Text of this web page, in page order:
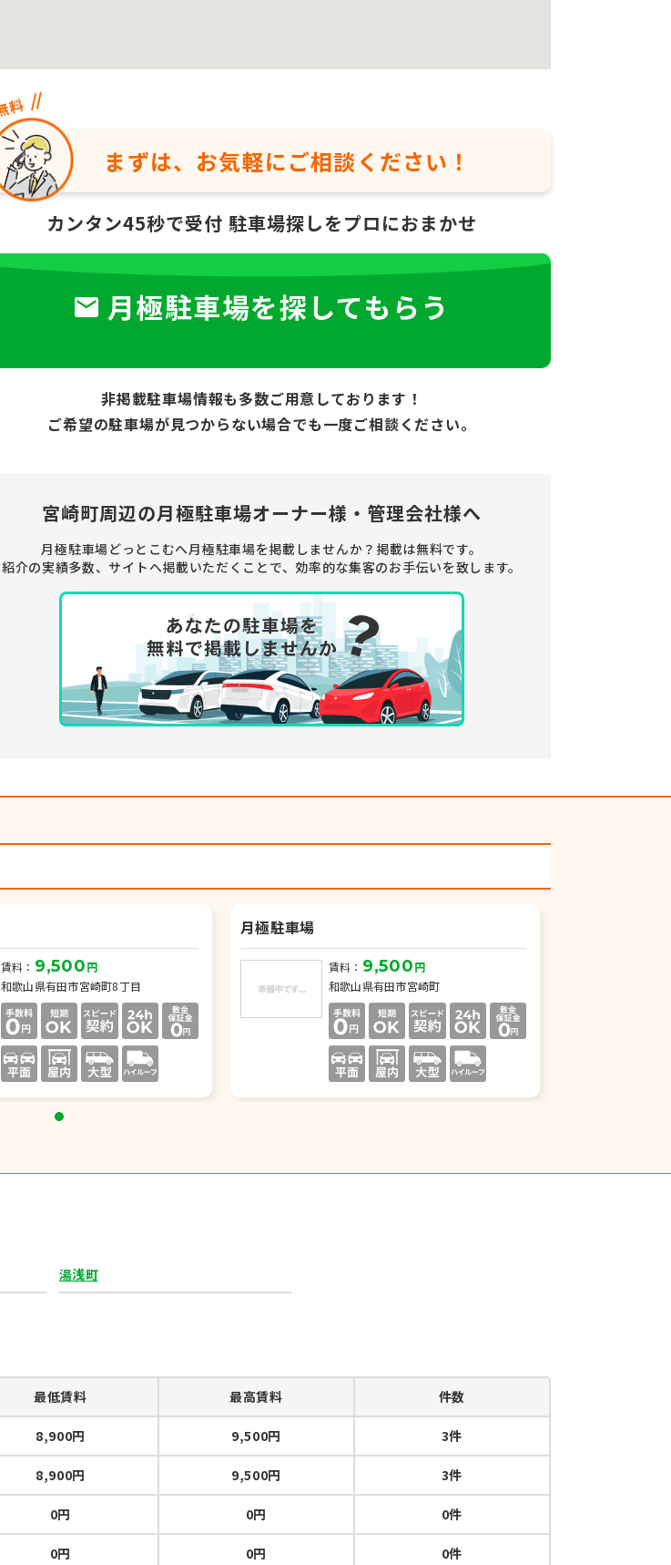
まずは、お気軽にご相談ください！
カンタン45秒で受付 駐車場探しをプロにおまかせ
月極駐車場を探してもらう
非掲載駐車場情報も多数ご用意しております！
ご希望の駐車場が見つからない場合でも一度ご相談ください。
宮崎町周辺の月極駐車場オーナー様・管理会社様へ
月極駐車場どっとこむへ月極駐車場を掲載しませんか？ 掲載は無料です。
紹介の実績多数、サイトへ掲載いただくことで、 効率的な集客のお手伝いを致します。
賃料： 9,500円
和歌山県有田市宮崎町8丁目
月極駐車場
賃料： 9,500円
和歌山県有田市宮崎町
湯浅町
最低賃料 最高賃料 件数
8,900円 9,500円 3件
8,900円 9,500円 3件
0円 0円 0件
0円 0円 0件